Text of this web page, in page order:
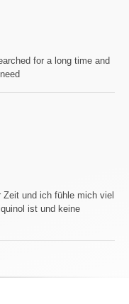
for a long time and
und ich fühle mich viel
ist und keine